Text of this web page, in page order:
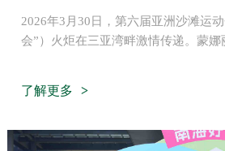
2026年3月30日，第六届亚洲沙滩运
会”）火炬在三亚湾畔激情传递。蒙
了解更多